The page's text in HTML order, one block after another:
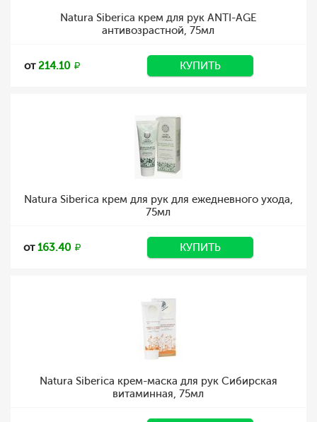
Natura Siberica крем для рук ANTI-AGE
антивозрастной, 75мл
от214.10 КУПИТЬ
Natura Siberica крем для рук для ежедневного ухода,
75мл
от163.40 КУПИТЬ
Natura Siberica крем-маска для рук Сибирская
витаминная, 75мл